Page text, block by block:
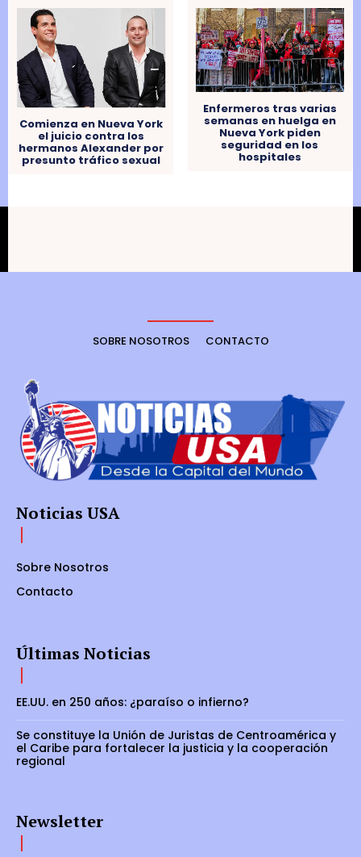
Comienza en Nueva York
el juicio contra los
hermanos Alexander por
presunto tráfico sexual
Enfermeros tras varias
semanas en huelga en
Nueva York piden
seguridad en los
hospitales
SOBRE NOSOTROS CONTACTO
Noticias USA
Sobre Nosotros
Contacto
Últimas Noticias
EE.UU. en 250 años: ¿paraíso o infierno?
Se constituye la Unión de Juristas de Centroamérica y
el Caribe para fortalecer la justicia y la cooperación
regional
Newsletter